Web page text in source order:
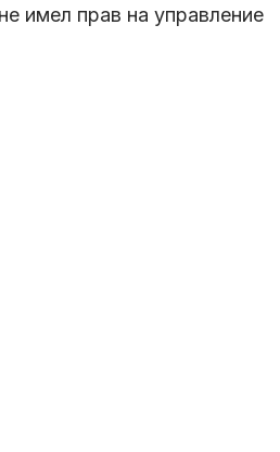
имел прав на управление